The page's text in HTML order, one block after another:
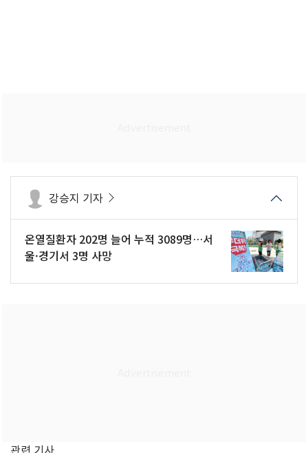
강승지 기자
온열질환자 202명 늘어 누적 3089명…서
울·경기서 3명 사망
관련 기사